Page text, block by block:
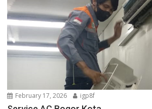
February 17, 2026 igp8f